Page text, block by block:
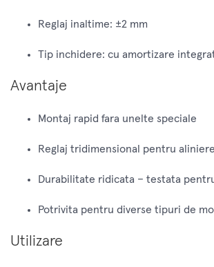
Reglaj inaltime: ±2 mm
Tip inchidere: cu amortizare
Avantaje
Montaj rapid fara unelte speciale
Reglaj tridimensional pentru
Durabilitate ridicata – testata
Potrivita pentru diverse tipuri de
Utilizare